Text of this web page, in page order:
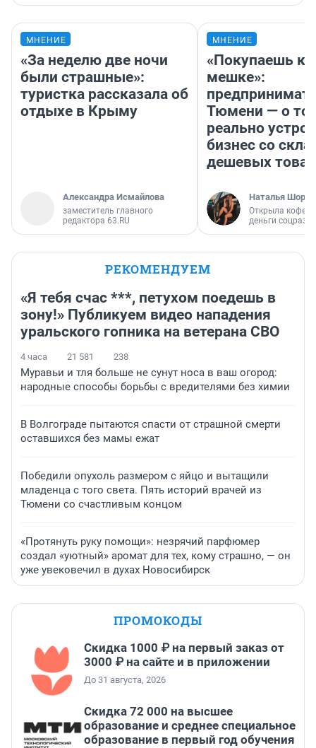
МНЕНИЕ
«За неделю две ночи
были страшные»:
туристка рассказала об
отдыхе в Крыму
Александра Исмайлова
заместитель главного
редактора 63.RU
МНЕНИЕ
«Покупаешь
мешке»:
Тюмени — о
реально
бизнес со
дешевых
Наталья
Открыла
деньги
РЕКОМЕНДУЕМ
«Я тебя счас ***, петухом поедешь в
зону!» Публикуем видео нападения
уральского гопника на ветерана СВО
4 часа 21 581 238
Муравьи и тля больше не сунут носа в ваш огород:
народные способы борьбы с вредителями без химии
В Волгограде пытаются спасти от страшной смерти
оставшихся без мамы ежат
Победили опухоль размером с яйцо и вытащили
младенца с того света. Пять историй врачей из
Тюмени со счастливым концом
«Протянуть руку помощи»: незрячий парфюмер
создал «уютный» аромат для тех, кому страшно, — он
уже увековечил в духах Новосибирск
ПРОМОКОДЫ
Скидка 1000 ₽ на первый заказ от
3000 ₽ на сайте и в приложении
До 31 августа, 2026
Скидка 72 000 на высшее
образование и среднее специальное
образование в первый год обучения